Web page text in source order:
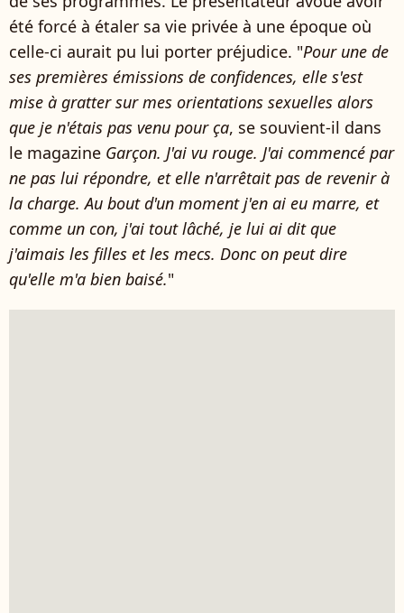
été forcé à étaler sa vie privée à une époque où
celle-ci aurait pu lui porter préjudice. "Pour une de
ses premières émissions de confidences, elle s'est
mise à gratter sur mes orientations sexuelles alors
que je n'étais pas venu pour ça, se souvient-il dans
le magazine Garçon. J'ai vu rouge. J'ai commencé par
ne pas lui répondre, et elle n'arrêtait pas de revenir à
la charge. Au bout d'un moment j'en ai eu marre, et
comme un con, j'ai tout lâché, je lui ai dit que
j'aimais les filles et les mecs. Donc on peut dire
qu'elle m'a bien baisé."